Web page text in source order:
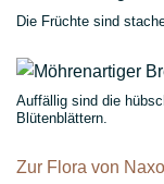
Die Früchte sind
Auffällig sind die
Blütenblättern.
Zur Flora von